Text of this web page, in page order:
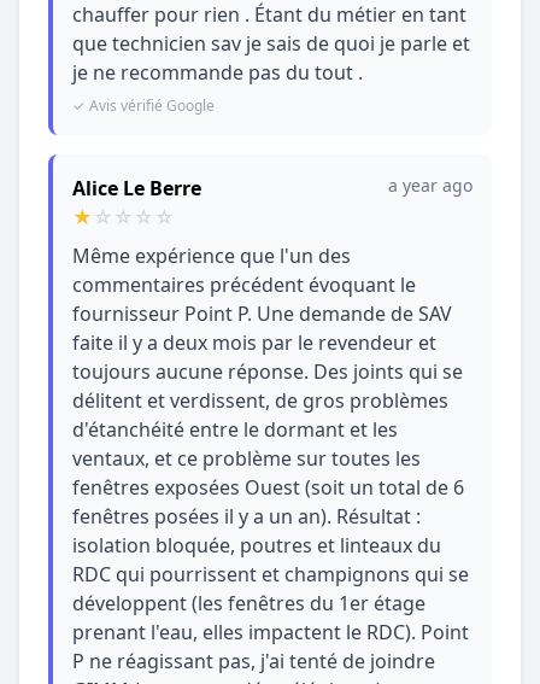
chauffer pour rien . Étant du métier en tant
que technicien sav je sais de quoi je parle et
je ne recommande pas du tout .
✓ Avis vérifié Google
Alice Le Berre
★☆ ☆ ☆ ☆
a year ago
Même expérience que l'un des
commentaires précédent évoquant le
fournisseur Point P. Une demande de SAV
faite il y a deux mois par le revendeur et
toujours aucune réponse. Des joints qui se
délitent et verdissent, de gros problèmes
d'étanchéité entre le dormant et les
ventaux, et ce problème sur toutes les
fenêtres exposées Ouest (soit un total de 6
fenêtres posées il y a un an). Résultat :
isolation bloquée, poutres et linteaux du
RDC qui pourrissent et champignons qui se
développent (les fenêtres du 1er étage
prenant l'eau, elles impactent le RDC). Point
P ne réagissant pas, j'ai tenté de joindre